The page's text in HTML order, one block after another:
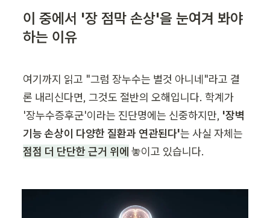
이 중에서 '장 점막 손상'을 눈여겨 봐야
하는 이유
여기까지 읽고 "그럼 장누수는 별것 아니네"라고 결
론 내리신다면, 그것도 절반의 오해입니다. 학계가
'장누수증후군'이라는 진단명에는 신중하지만, '장벽
기능 손상이 다양한 질환과 연관된다'
점점 더 단단한 근거 위에 놓이고 있습니다.